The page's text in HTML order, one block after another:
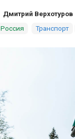
Дмитрий Верхотуров
Россия Транспорт